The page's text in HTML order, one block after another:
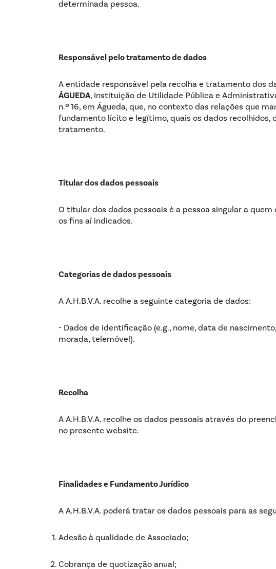
determinada pessoa.
Responsável pelo tratamento de dados
A entidade responsável pela recolha e tratamento dos
ÁGUEDA, Instituição de Utilidade Pública e
n.º 16, em Águeda, que, no contexto das relações que
fundamento lícito e legítimo, quais os dados
tratamento.
Titular dos dados pessoais
O titular dos dados pessoais é a pessoa singular a
os fins aí indicados.
Categorias de dados pessoais
A A.H.B.V.A. recolhe a seguinte categoria de dados:
- Dados de identificação (e.g., nome, data de
morada, telemóvel).
Recolha
A A.H.B.V.A. recolhe os dados pessoais através do
no presente website.
Finalidades e Fundamento Jurídico
A A.H.B.V.A. poderá tratar os dados pessoais para as
Adesão à qualidade de Associado;
Cobrança de quotização anual;